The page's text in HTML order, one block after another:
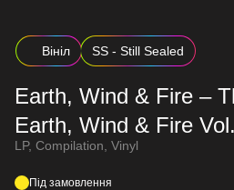
Вініл SS - Still Sealed
Earth, Wind & Fire –
Earth, Wind & Fire
LP, Compilation, Vinyl
Під замовлення